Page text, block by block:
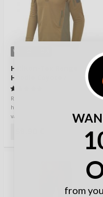
VAIHTOEHTOJA
Helikon-Tex Range
Hoodie Coyote /
Adaptive Green
Range Hoodie on taktinen
huppari, jonka suunnittelusta
vastaavat toiminta-ammuntaa
from